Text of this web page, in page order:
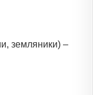
земляники) –